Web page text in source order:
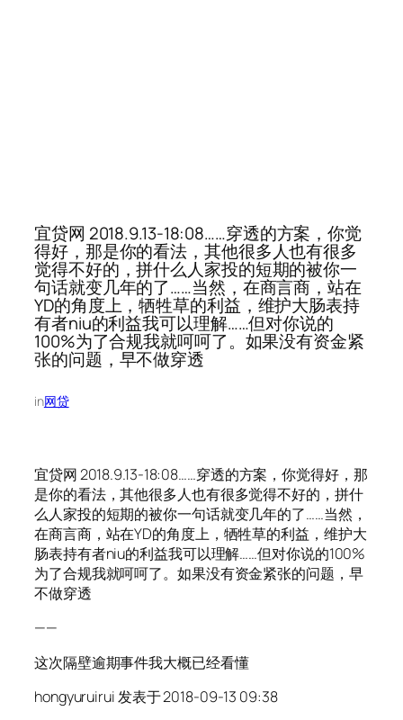
宜贷网 2018.9.13-18:08……穿透的方案，你觉
得好，那是你的看法，其他很多人也有很多
觉得不好的，拼什么人家投的短期的被你一
句话就变几年的了……当然，在商言商，站在
YD的角度上，牺牲草的利益，维护大肠表持
有者niu的利益我可以理解……但对你说的
100%为了合规我就呵呵了。如果没有资金紧
张的问题，早不做穿透
in网贷
宜贷网 2018.9.13-18:08……穿透的方案，你觉得好，那
是你的看法，其他很多人也有很多觉得不好的，拼什
么人家投的短期的被你一句话就变几年的了……当然，
在商言商，站在YD的角度上，牺牲草的利益，维护大
肠表持有者niu的利益我可以理解……但对你说的100%
为了合规我就呵呵了。如果没有资金紧张的问题，早
不做穿透
——
这次隔壁逾期事件我大概已经看懂
hongyuruirui 发表于 2018-09-13 09:38